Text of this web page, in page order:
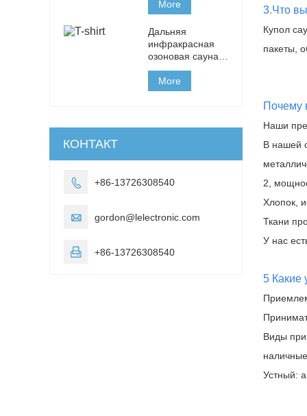
3.Что
Купол
пакеты,
Почему
Наши
В нашей
2,
Хлопок,
Ткани
У нас
5 Какие
Виды
Устный:
влажного пара
озона сауны спа
капсулы для
омолоджения
кожи
More
Дальняя
инфракрасная
озоновая сауна
спа-капсула для
потери веса и
детоксикации /
кожи
More
КОНТАКТ
 +86-13726308540
 gordon@lelectronic.com
 +86-13726308540